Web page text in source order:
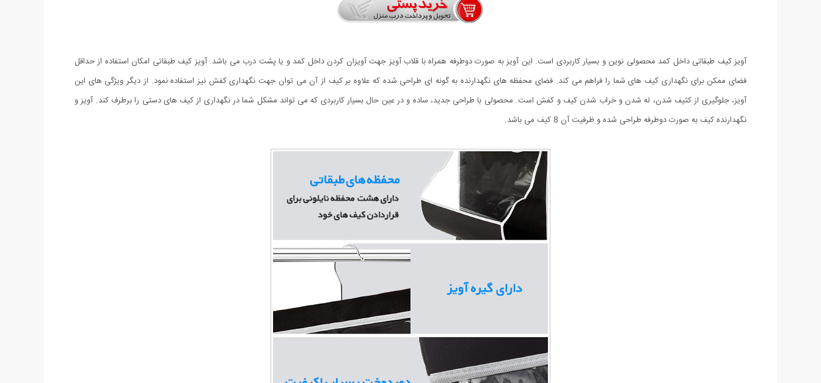
آویز کیف طبقاتی داخل کمد محصولی نوین و بسیار کاربردی است. این آویز به صورت دوطرفه همراه با قلاب آویز جهت آویزان کردن داخل کمد و یا پشت درب می باشد. آویز کیف طبقاتی امکان استفاده از حداقل
فضای ممکن برای نگهداری کیف های شما را فراهم می کند. فضای محفظه های نگهدارنده به گونه ای طراحی شده که علاوه بر کیف از آن می توان جهت نگهداری کفش نیز استفاده نمود. از دیگر ویژگی های این
آویز، جلوگیری از کثیف شدن، له شدن و خراب شدن کیف و کفش است. محصولی با طراحی جدید، ساده و در عین حال بسیار کاربردی که می تواند مشکل شما در نگهداری از کیف های دستی را برطرف کند. آویز و
نگهدارنده کیف به صورت دوطرفه طراحی شده و ظرفیت آن 8 کیف می باشد.